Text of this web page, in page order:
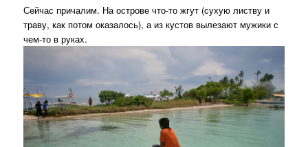
Сейчас причалим. На острове что-то жгут (сухую листву и
траву, как потом оказалось), а из кустов вылезают мужики с
чем-то в руках.